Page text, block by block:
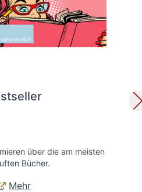
über die am meisten
Bücher.
Mehr